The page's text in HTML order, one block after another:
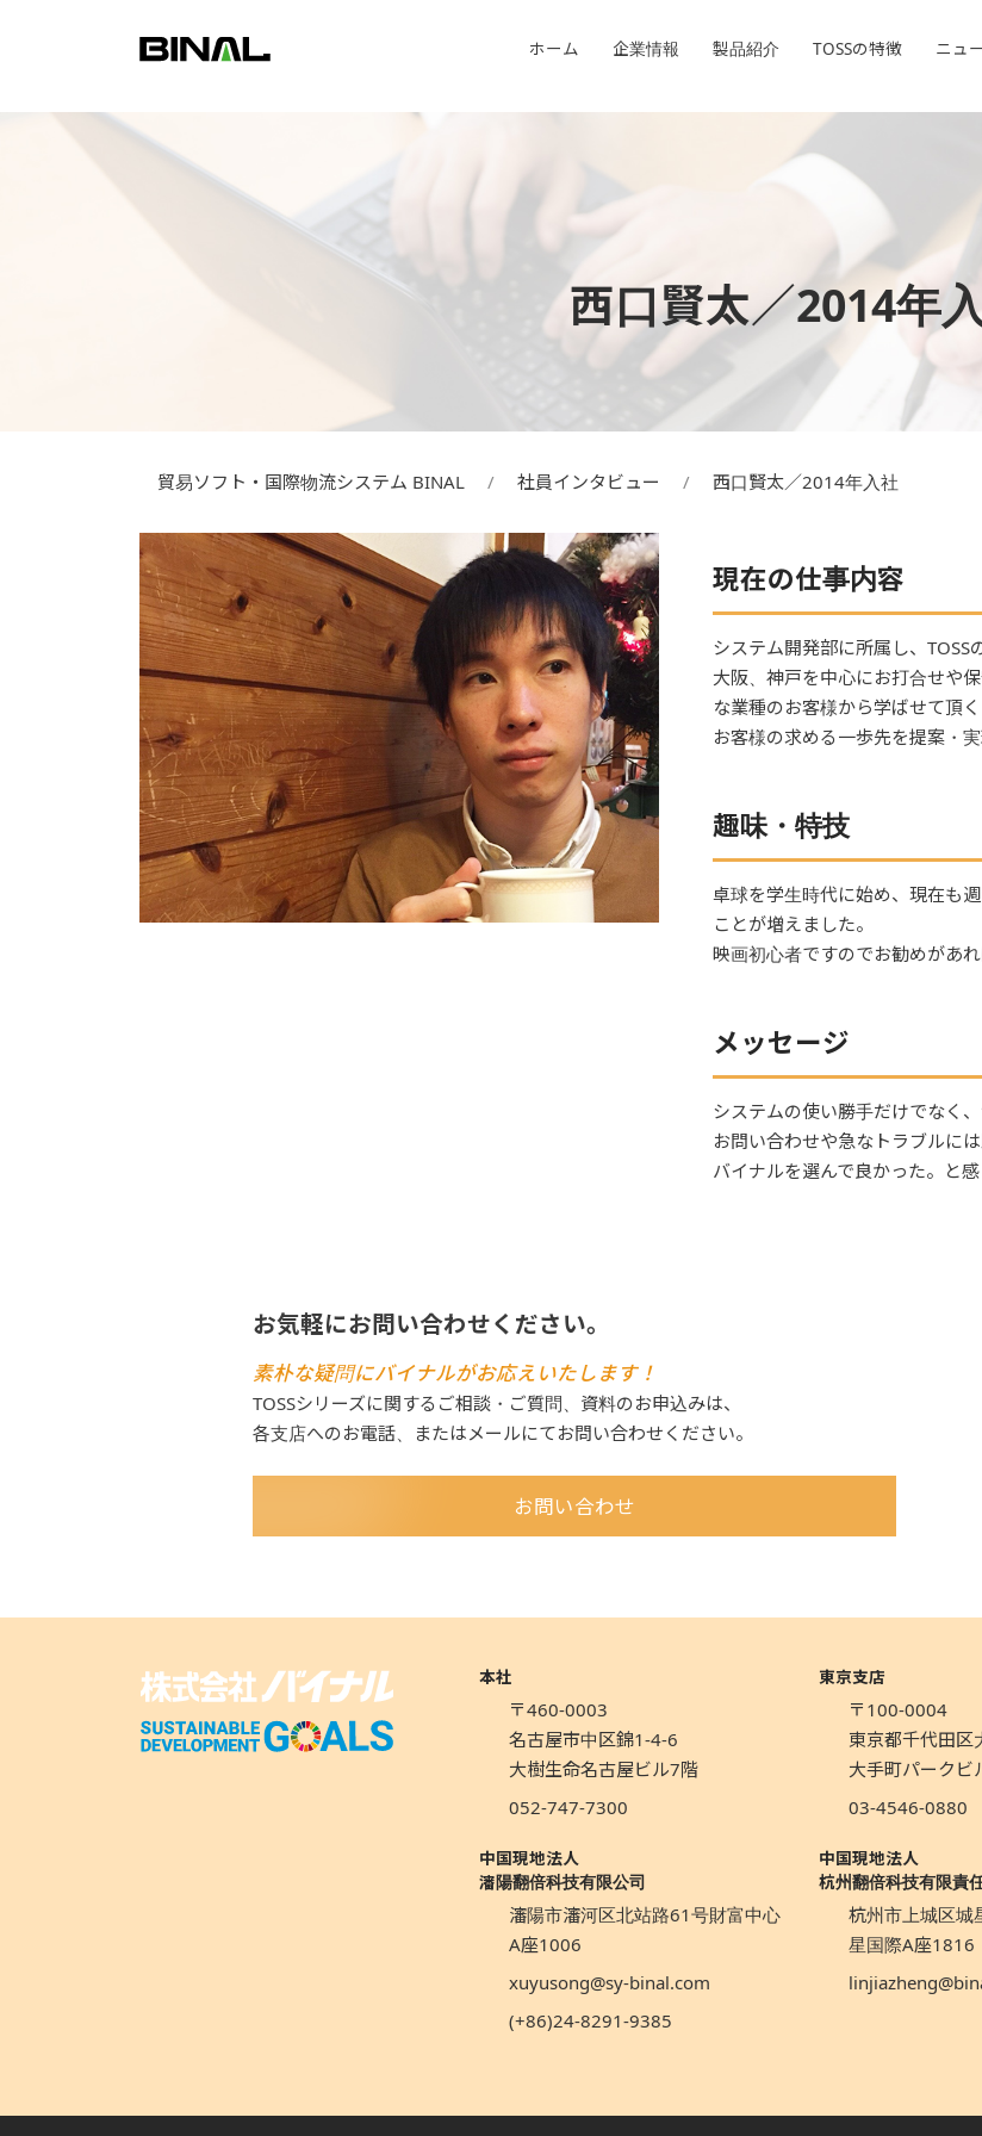
ホーム
ホーム 企業情報
企業情報 製品紹介
製品紹介 TOSSの特徴
TOSSの特徴 ニュ
ニュ
西口賢太／2014年
貿易ソフト・国際物流システム BINAL 社員インタビュー 西口賢太／2014年入社
現在の仕事内容
システム開発部に所属し、TOSS
大阪、神戸を中心にお打合せや
な業種のお客様から学ばせて頂
お客様の求める一歩先を提案・
趣味・特技
卓球を学生時代に始め、現在も
ことが増えました。
映画初心者ですのでお勧めがあ
メッセージ
システムの使い勝手だけでなく
お問い合わせや急なトラブルには
バイナルを選んで良かった。と
お気軽にお問い合わせください。
素朴な疑問にバイナルがお応えいたします！
TOSSシリーズに関するご相談・ご質問、資料のお申込みは、
各支店へのお電話、またはメールにてお問い合わせください。
お問い合わせ
本社
〒460-0003
名古屋市中区錦1-4-6
大樹生命名古屋ビル7階
052-747-7300
東京支店
〒100-0004
東京都千代田区
大手町パークビ
03-4546-0880
中国現地法人
瀋陽翻倍科技有限公司
瀋陽市瀋河区北站路61号財富中心
A座1006
xuyusong@sy-binal.com
(+86)24-8291-9385
中国現地法人
杭州翻倍科技有限責
杭州市上城区城
星国際A座1816